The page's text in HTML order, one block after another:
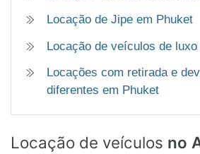
Locação de Jipe em Phuket
Locação de veículos de
Locações com retirada e
diferentes em Phuket
Locação de veículos no